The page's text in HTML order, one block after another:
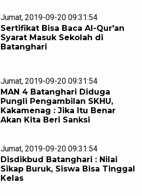
Jumat, 2019-09-20 09:31:54
Sertifikat Bisa Baca Al-Qur'an
Syarat Masuk Sekolah di
Batanghari
Jumat, 2019-09-20 09:31:54
MAN 4 Batanghari Diduga
Pungli Pengambilan SKHU,
Kakamenag : Jika Itu Benar
Akan Kita Beri Sanksi
Jumat, 2019-09-20 09:31:54
Disdikbud Batanghari : Nilai
Sikap Buruk, Siswa Bisa Tinggal
Kelas